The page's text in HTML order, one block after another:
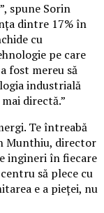
spune Sorin
dintre 17% în
cu
pe care
fost mereu să
industrială
directă.”
Te întreabă
Munthiu, director
ingineri în fiecare
să plece cu
e a pieței, nu